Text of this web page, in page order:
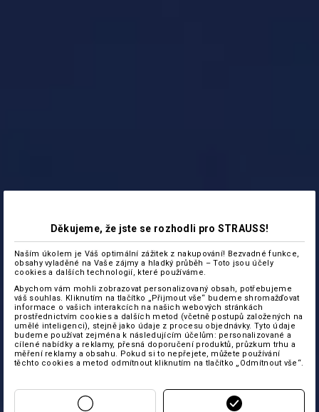
Děkujeme, že jste se rozhodli pro STRAUSS!
Naším úkolem je Váš optimální zážitek z nakupování! Bezvadné funkce,
obsahy vyladěné na Vaše zájmy a hladký průběh – Toto jsou účely
cookies a dalších technologií, které používáme.
Abychom vám mohli zobrazovat personalizovaný obsah, potřebujeme
váš souhlas. Kliknutím na tlačítko „Přijmout vše“ budeme shromažďovat
informace o vašich interakcích na našich webových stránkách
prostřednictvím cookies a dalších metod (včetně postupů založených na
umělé inteligenci), stejně jako údaje z procesu objednávky. Tyto údaje
budeme používat zejména k následujícím účelům: personalizované a
cílené nabídky a reklamy, přesná doporučení produktů, průzkum trhu a
měření reklamy a obsahu. Pokud si to nepřejete, můžete používání
těchto cookies a metod odmítnout kliknutím na tlačítko „Odmítnout vše“.